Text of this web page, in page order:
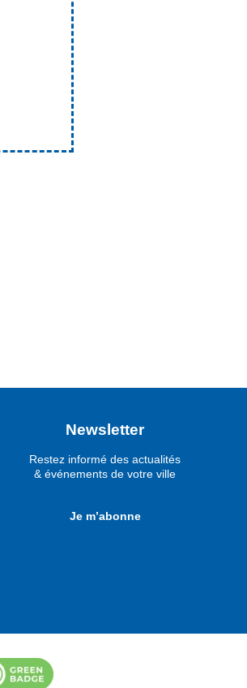
Newsletter
Restez informé des actualités
& événements de votre ville
Je m’abonne